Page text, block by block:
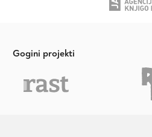
Gogini projekti